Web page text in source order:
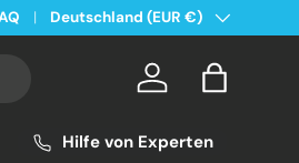
ab 49€ in Deutschland
Land/Region
Deutschland (EUR €)
Konto
Hilfe von Experten